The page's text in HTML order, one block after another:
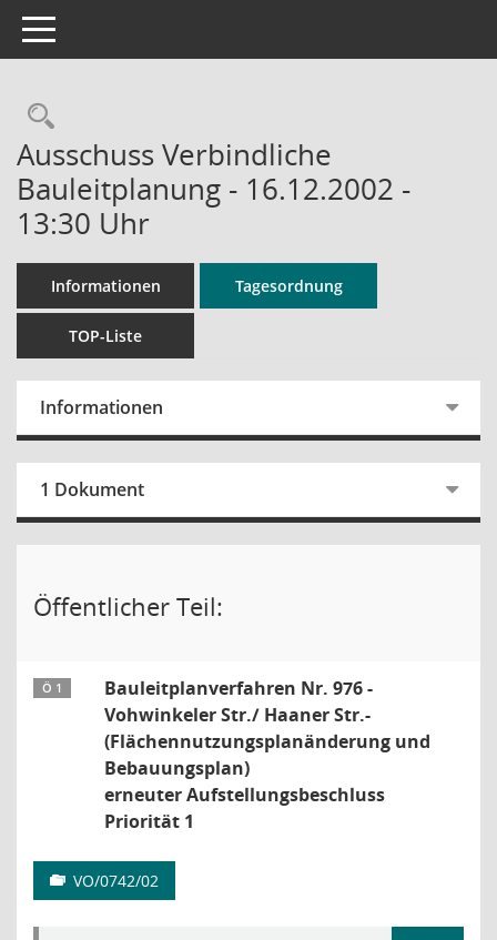
Toggle navigation
Rechercheauswahl
Ausschuss Verbindliche
Bauleitplanung - 16.12.2002 -
13:30 Uhr
Informationen Tagesordnung
TOP-Liste
Informationen
1 Dokument
Öffentlicher Teil:
Ö 1
Bauleitplanverfahren Nr. 976 -
Vohwinkeler Str./ Haaner Str.-
(Flächennutzungsplanänderung und
Bebauungsplan)
erneuter Aufstellungsbeschluss
Priorität 1
VO/0742/02